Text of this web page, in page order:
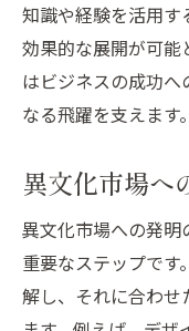
知識や経験を活用す
効果的な展開が可能
はビジネスの成功へ
なる飛躍を支えます。
異文化市場へ
異文化市場への発明
重要なステップです
解し、それに合わ